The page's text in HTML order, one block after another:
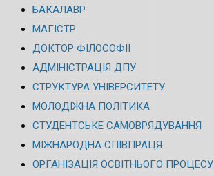
БАКАЛАВР
МАГІСТР
ДОКТОР ФІЛОСОФІЇ
АДМІНІСТРАЦІЯ ДПУ
СТРУКТУРА УНІВЕРСИТЕТУ
МОЛОДІЖНА ПОЛІТИКА
СТУДЕНТСЬКЕ САМОВРЯДУВАННЯ
МІЖНАРОДНА СПІВПРАЦЯ
ОРГАНІЗАЦІЯ ОСВІТНЬОГО ПРОЦЕСУ